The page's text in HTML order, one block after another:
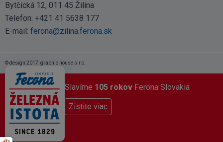
Bytčická 12, 011 45 Žilina
Telefon: +421 41 5638 177
E-mail: ferona@zilina.ferona.sk
© design 2017: graphic house s.r.o.
Slavíme 105 rokov Ferona Slovakia
Zistite viac